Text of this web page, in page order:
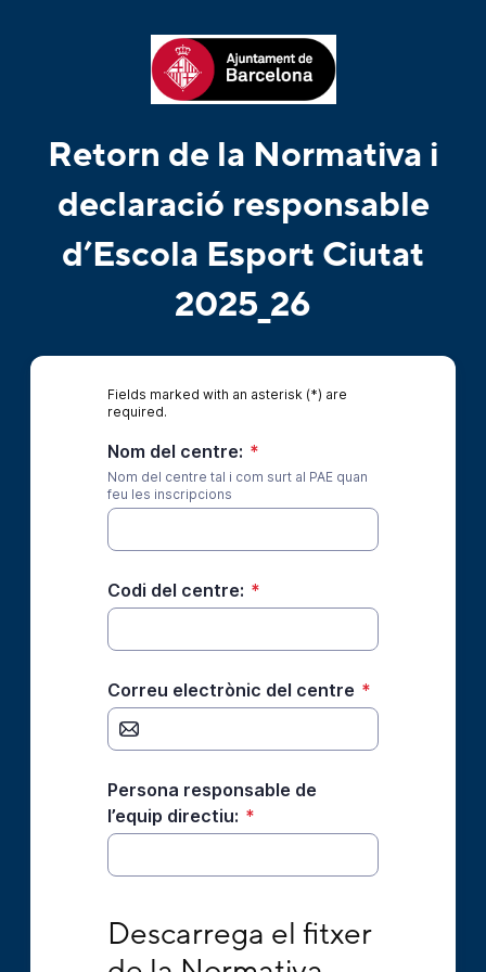
Retorn de la Normativa i
declaració responsable
d’Escola Esport Ciutat
2025_26
Fields marked with an asterisk (*) are
required.
Nom del centre: *
Nom del centre tal i com surt al PAE quan
feu les inscripcions
Codi del centre: *
Correu electrònic del centre *
Persona responsable de
l’equip directiu: *
Descarrega el fitxer